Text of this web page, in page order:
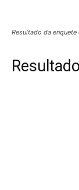
Resultado da